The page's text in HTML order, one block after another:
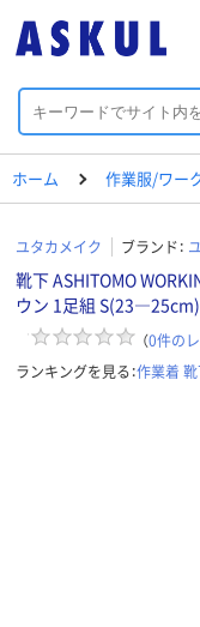
ホーム 作業服/ワー
ユタカメイク ブランド：
靴下 ASHITOMO
ウン 1足組 S(23―25cm)
（0件の
ランキングを見る：作業着